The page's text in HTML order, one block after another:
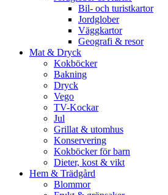
Bil- och turistkartor
Jordglober
Väggkartor
Geografi & resor
Mat & Dryck
Kokböcker
Bakning
Dryck
Vego
TV-Kockar
Jul
Grillat & utomhus
Konservering
Kokböcker för barn
Dieter, kost & vikt
Hem & Trädgård
Blommor